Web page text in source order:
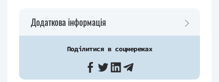
Додаткова інформація
Поділитися в соцмережах